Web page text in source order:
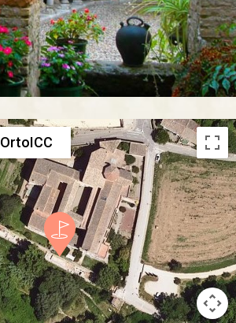
OrtoICC